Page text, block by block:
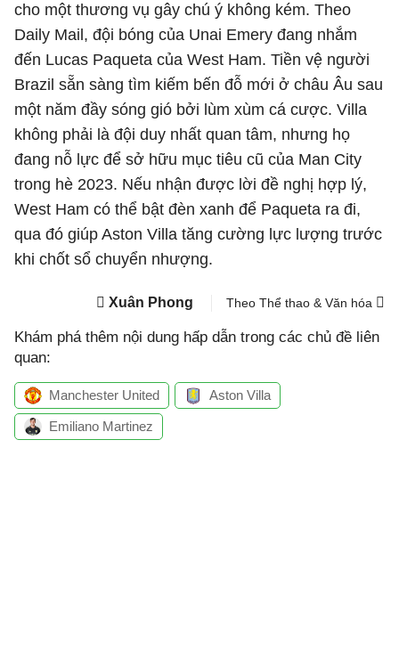
cho một thương vụ gây chú ý không kém. Theo
Daily Mail, đội bóng của Unai Emery đang nhắm
đến Lucas Paqueta của West Ham. Tiền vệ người
Brazil sẵn sàng tìm kiếm bến đỗ mới ở châu Âu sau
một năm đầy sóng gió bởi lùm xùm cá cược. Villa
không phải là đội duy nhất quan tâm, nhưng họ
đang nỗ lực để sở hữu mục tiêu cũ của Man City
trong hè 2023. Nếu nhận được lời đề nghị hợp lý,
West Ham có thể bật đèn xanh để Paqueta ra đi,
qua đó giúp Aston Villa tăng cường lực lượng trước
khi chốt sổ chuyển nhượng.
Xuân Phong Theo Thể thao & Văn hóa
Khám phá thêm nội dung hấp dẫn trong các chủ đề liên
quan:
Manchester United Aston Villa
Emiliano Martinez